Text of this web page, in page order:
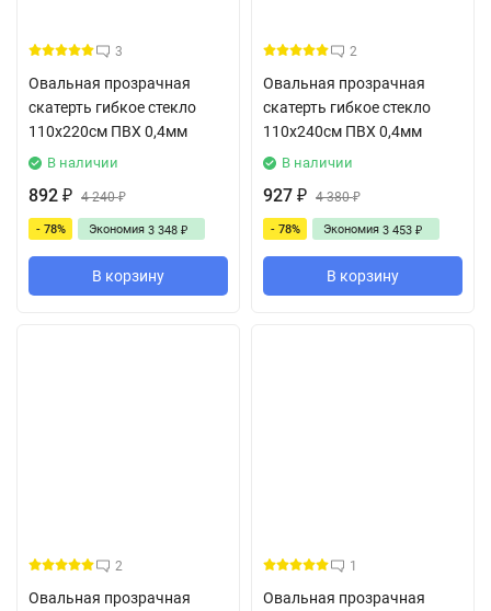
3
Овальная прозрачная
скатерть гибкое стекло
110x220см ПВХ 0,4мм
В наличии
892 ₽ 4 240₽
- 78% Экономия 3 348 ₽
В корзину
2
Овальная прозрачная
скатерть гибкое стекло
110x240см ПВХ 0,4мм
В наличии
927 ₽ 4 380₽
- 78% Экономия 3 453 ₽
В корзину
2
Овальная прозрачная
1
Овальная прозрачная